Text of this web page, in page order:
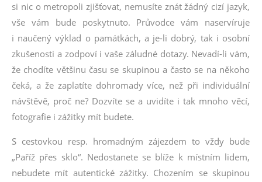
si nic o metropoli zjišťovat, nemusíte znát žádný cizí jazyk,
vše vám bude poskytnuto. Průvodce vám naservíruje
i naučený výklad o památkách, a je-li dobrý, tak i osobní
zkušenosti a zodpoví i vaše záludné dotazy. Nevadí-li vám,
že chodíte většinu času se skupinou a často se na někoho
čeká, a že zaplatíte dohromady více, než při individuální
návštěvě, proč ne? Dozvíte se a uvidíte i tak mnoho věcí,
fotografie i zážitky mít budete.
S cestovkou resp. hromadným zájezdem to vždy bude
„Paříž přes sklo“. Nedostanete se blíže k místním lidem,
nebudete mít autentické zážitky. Chozením se skupinou